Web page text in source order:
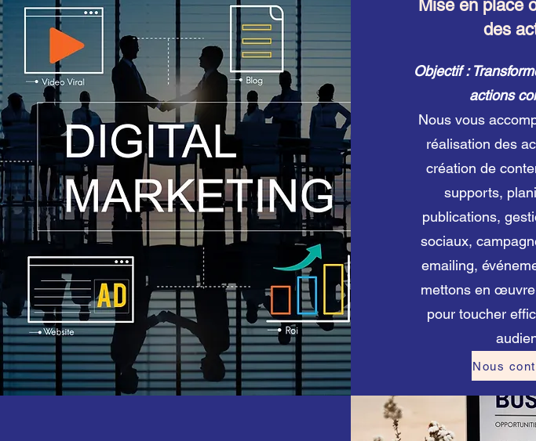
Mise en place
des
Objectif :
actions
Nous vous
réalisation des
création de
supports,
publications,
sociaux,
emailing,
mettons en
pour toucher
Nous